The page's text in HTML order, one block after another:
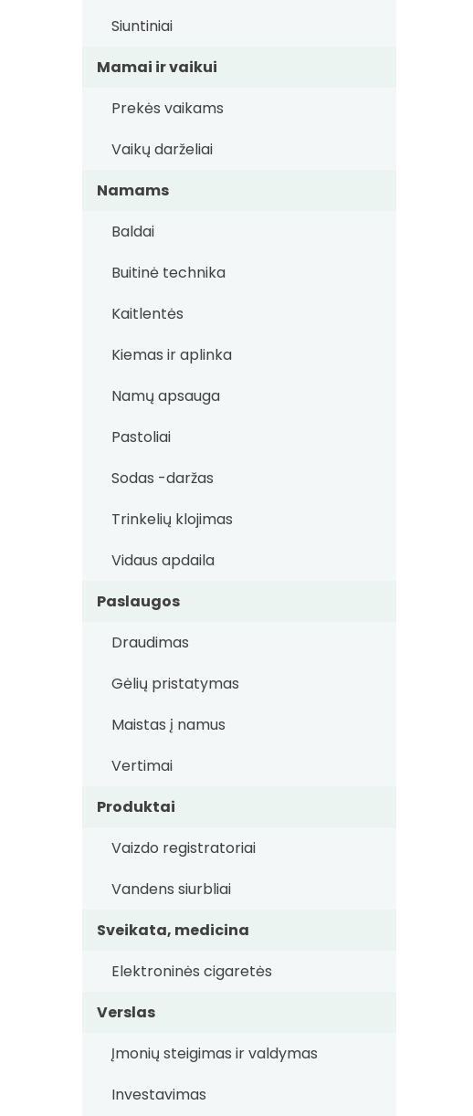
Siuntiniai
Mamai ir vaikui
Prekės vaikams
Vaikų darželiai
Namams
Baldai
Buitinė technika
Kaitlentės
Kiemas ir aplinka
Namų apsauga
Pastoliai
Sodas -daržas
Trinkelių klojimas
Vidaus apdaila
Paslaugos
Draudimas
Gėlių pristatymas
Maistas į namus
Vertimai
Produktai
Vaizdo registratoriai
Vandens siurbliai
Sveikata, medicina
Elektroninės cigaretės
Verslas
Įmonių steigimas ir valdymas
Investavimas